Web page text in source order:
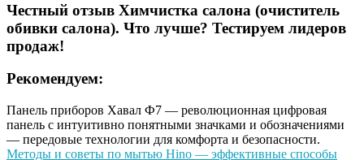
Честный отзыв Химчистка салона (очиститель
обивки салона). Что лучше? Тестируем лидеров
продаж!
Рекомендуем:
Панель приборов Хавал Ф7 — революционная цифровая
панель с интуитивно понятными значками и обозначениями
— передовые технологии для комфорта и безопасности.
Методы и советы по мытью Hino — эффективные способы